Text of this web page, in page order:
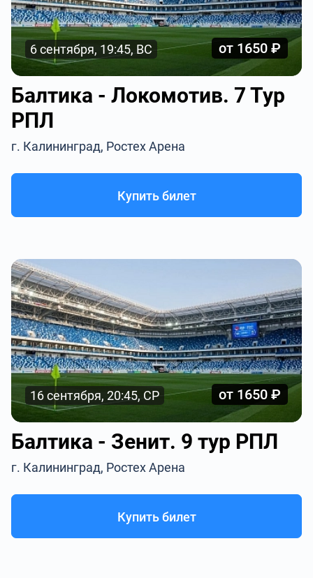
6 сентября, 19:45, ВС от 1650 ₽
Балтика - Локомотив. 7 Тур
РПЛ
г. Калининград, Ростех Арена
Купить билет
16 сентября, 20:45, СР от 1650 ₽
Балтика - Зенит. 9 тур РПЛ
г. Калининград, Ростех Арена
Купить билет